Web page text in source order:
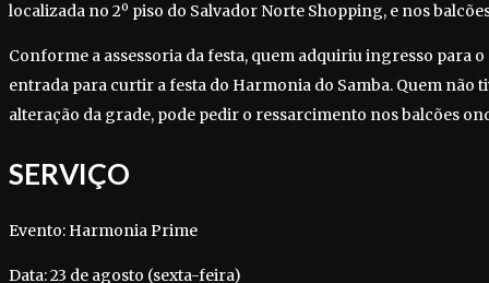
localizada no 2º piso do Salvador Norte Shopping, e nos
Conforme a assessoria da festa, quem adquiriu ingresso para
entrada para curtir a festa do Harmonia do Samba. Quem não
alteração da grade, pode pedir o ressarcimento nos balcões
SERVIÇO
Evento: Harmonia Prime
Data: 23 de agosto (sexta-feira)